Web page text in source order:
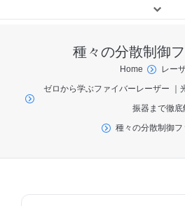
種々の分散制御
Home
レー
ゼロから学ぶファイバーレーザー ｜
振器まで徹底
種々の分散制御フ